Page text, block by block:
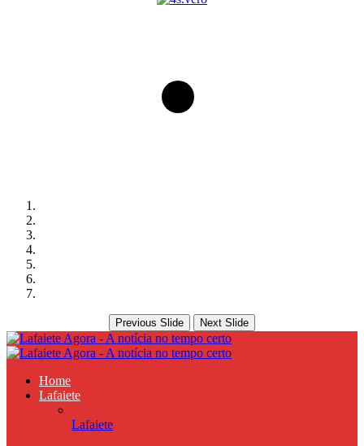
Previous Slide Next Slide
Home
Lafaiete
Lafaiete